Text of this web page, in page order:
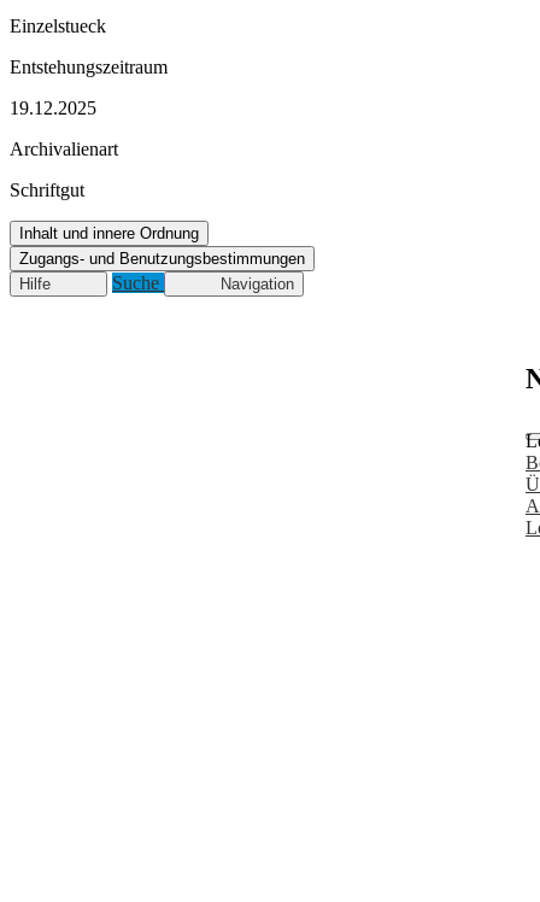
Einzelstueck
Entstehungszeitraum
19.12.2025
Archivalienart
Schriftgut
Inhalt und innere Ordnung
Zugangs- und Benutzungsbestimmungen
Hilfe
Suche Navigation